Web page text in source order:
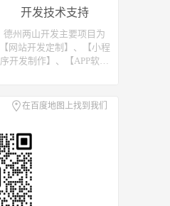
小程序开发教程、小程序开
发报价请联系我们
开发技术支持
德州两山开发主要项目为
【网站开发定制】、【小程
序开发制作】、【APP软件
发技术支援，可接如上相关
类数据、开发、运维、托管
在百度地图上找到我们